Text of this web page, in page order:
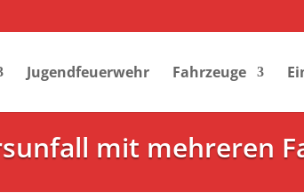
Jugendfeuerwehr Fahrzeuge
mit mehreren